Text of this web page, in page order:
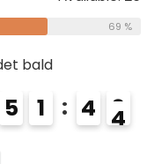
69 %
bald
5 1 4 2